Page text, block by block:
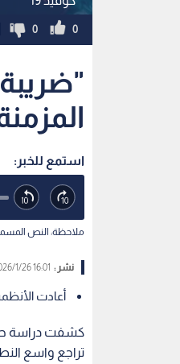
0
0
استمع للخبر:
ملاحظة: النص
نشر : 16:01 2026/1/26
أعادت
تراجع واسع